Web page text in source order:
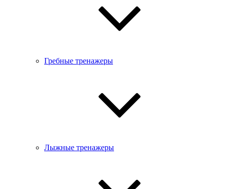
Гребные тренажеры
Лыжные тренажеры